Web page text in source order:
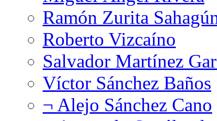
Ramón Zurita
Roberto Vizcaíno
Salvador Martínez
Víctor Sánchez Baños
¬ Alejo Sánchez Cano